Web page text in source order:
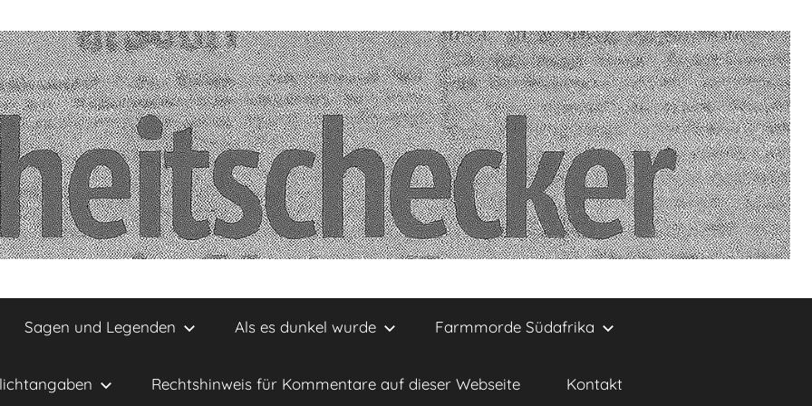
Sagen und Legenden Als es dunkel wurde Farmmorde Südafrika
Rechtshinweis für Kommentare auf dieser Webseite Kontakt